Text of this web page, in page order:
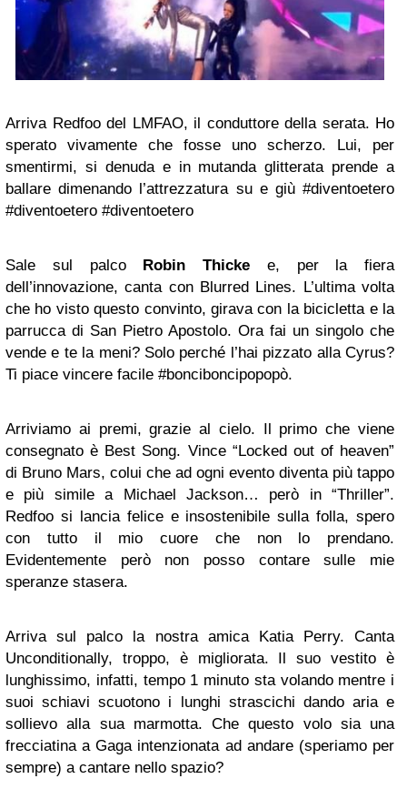
Arriva Redfoo del LMFAO, il conduttore della serata. Ho
sperato vivamente che fosse uno scherzo. Lui, per
smentirmi, si denuda e in mutanda glitterata prende a
ballare dimenando l’attrezzatura su e giù #diventoetero
#diventoetero #diventoetero
Sale sul palco Robin Thicke e, per la fiera
dell’innovazione, canta con Blurred Lines. L’ultima volta
che ho visto questo convinto, girava con la bicicletta e la
parrucca di San Pietro Apostolo. Ora fai un singolo che
vende e te la meni? Solo perché l’hai pizzato alla Cyrus?
Ti piace vincere facile #bonciboncipopopò.
Arriviamo ai premi, grazie al cielo. Il primo che viene
consegnato è Best Song. Vince “Locked out of heaven”
di Bruno Mars, colui che ad ogni evento diventa più tappo
e più simile a Michael Jackson… però in “Thriller”.
Redfoo si lancia felice e insostenibile sulla folla, spero
con tutto il mio cuore che non lo prendano.
Evidentemente però non posso contare sulle mie
speranze stasera.
Arriva sul palco la nostra amica Katia Perry. Canta
Unconditionally, troppo, è migliorata. Il suo vestito è
lunghissimo, infatti, tempo 1 minuto sta volando mentre i
suoi schiavi scuotono i lunghi strascichi dando aria e
sollievo alla sua marmotta. Che questo volo sia una
frecciatina a Gaga intenzionata ad andare (speriamo per
sempre) a cantare nello spazio?